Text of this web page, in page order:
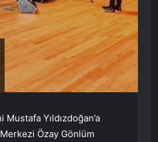
Yıldızdoğan’a
Özay Gönlüm